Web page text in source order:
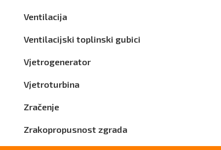
Ventilacija
Ventilacijski toplinski gubici
Vjetrogenerator
Vjetroturbina
Zračenje
Zrakopropusnost zgrada